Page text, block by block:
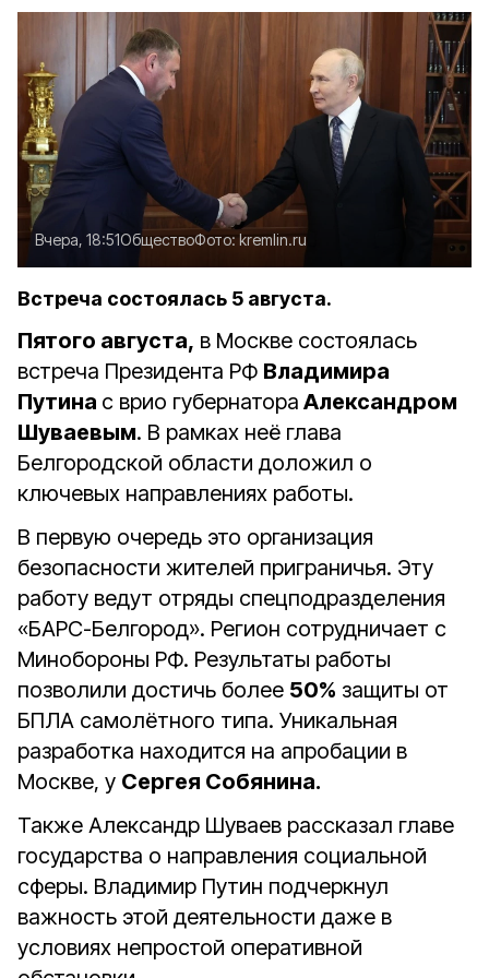
Вчера, 18:51ОбществоФото: kremlin.ru
Встреча состоялась 5 августа.
Пятого августа, в Москве состоялась
встреча Президента РФ Владимира
Путина с врио губернатора Александром
Шуваевым. В рамках неё глава
Белгородской области доложил о
ключевых направлениях работы.
В первую очередь это организация
безопасности жителей приграничья. Эту
работу ведут отряды спецподразделения
«БАРС-Белгород». Регион сотрудничает с
Минобороны РФ. Результаты работы
позволили достичь более 50% защиты от
БПЛА самолётного типа. Уникальная
разработка находится на апробации в
Москве, у Сергея Собянина.
Также Александр Шуваев рассказал главе
государства о направления социальной
сферы. Владимир Путин подчеркнул
важность этой деятельности даже в
условиях непростой оперативной